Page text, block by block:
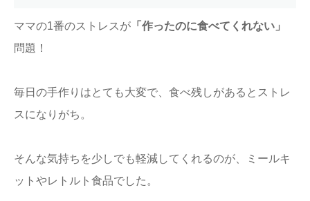
ママの1番のストレスが 「作ったのに食べてくれない」
問題！
毎日の手作りはとても大変で、食べ残しがあるとストレ
スになりがち。
そんな気持ちを少しでも軽減してくれるのが、ミールキ
ットやレトルト食品でした。